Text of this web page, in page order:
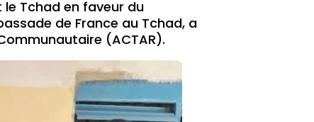
Tchad en faveur du
de France au Tchad, a
(ACTAR).